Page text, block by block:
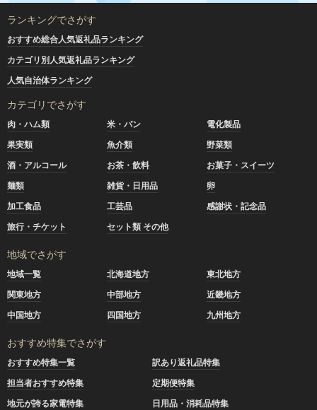
ランキングでさがす
おすすめ総合人気返礼品ランキング
カテゴリ別人気返礼品ランキング
人気自治体ランキング
カテゴリでさがす
肉・ハム類 米・パン
電化製品
果実類
魚介類
野菜類
酒・アルコール
お茶・飲料
お菓子・スイーツ
麺類
雑貨・日用品
卵
加工食品
工芸品
感謝状・記念品
旅行・チケット
セット類 その他
地域でさがす
地域一覧 北海道地方
東北地方
関東地方
中部地方
近畿地方
中国地方
四国地方 九州地方
おすすめ特集でさがす
おすすめ特集一覧
訳あり返礼品特集
担当者おすすめ特集
定期便特集
地元が誇る家電特集
日用品・消耗品特集